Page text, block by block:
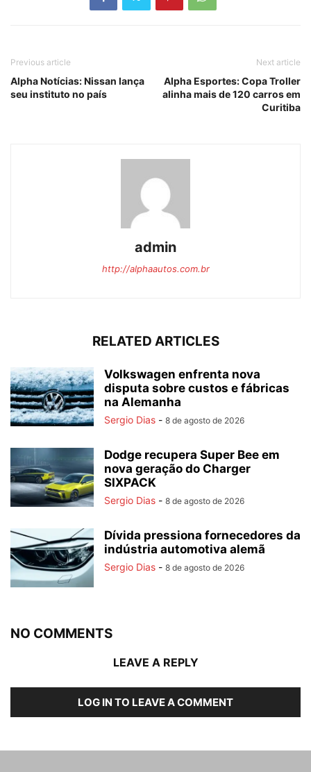
Previous article
Alpha Notícias: Nissan lança
seu instituto no país
Next article
Alpha Esportes: Copa Troller
alinha mais de 120 carros em
Curitiba
admin
http://alphaautos.com.br
RELATED ARTICLES
Volkswagen enfrenta nova
disputa sobre custos e fábricas
na Alemanha
Sergio Dias - 8 de agosto de 2026
Dodge recupera Super Bee em
nova geração do Charger
SIXPACK
Sergio Dias - 8 de agosto de 2026
Dívida pressiona fornecedores da
indústria automotiva alemã
Sergio Dias - 8 de agosto de 2026
NO COMMENTS
LEAVE A REPLY
LOG IN TO LEAVE A COMMENT